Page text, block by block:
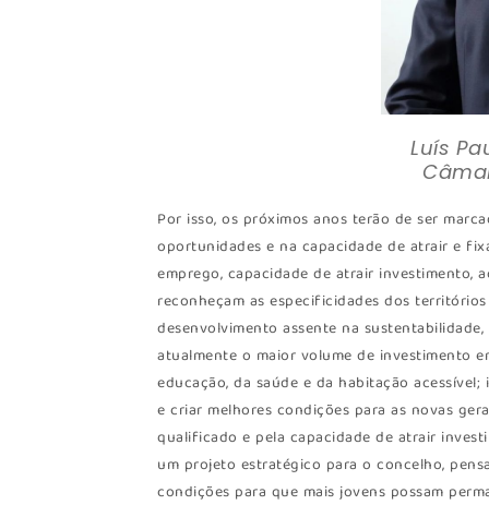
Luís
Por isso, os próximos anos terão de ser
oportunidades e na capacidade de atrair e
emprego, capacidade de atrair investimento,
reconheçam as especificidades dos
desenvolvimento assente na
atualmente o maior volume de investimento
educação, da saúde e da habitação
e criar melhores condições para as novas
qualificado e pela capacidade de atrair
um projeto estratégico para o concelho,
condições para que mais jovens possam